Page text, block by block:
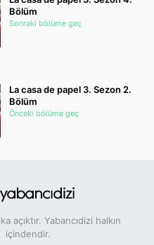
Sezon 2. Bölüm
5x2
5x3
5x4
5x6
5. Sezon 7. Bölüm
Bölüm
Sonraki bölüme geç
La casa de papel 3. Sezon 2.
Bölüm
Önceki bölüme geç
açıktır. Yabancıdizi halkın
içindendir.